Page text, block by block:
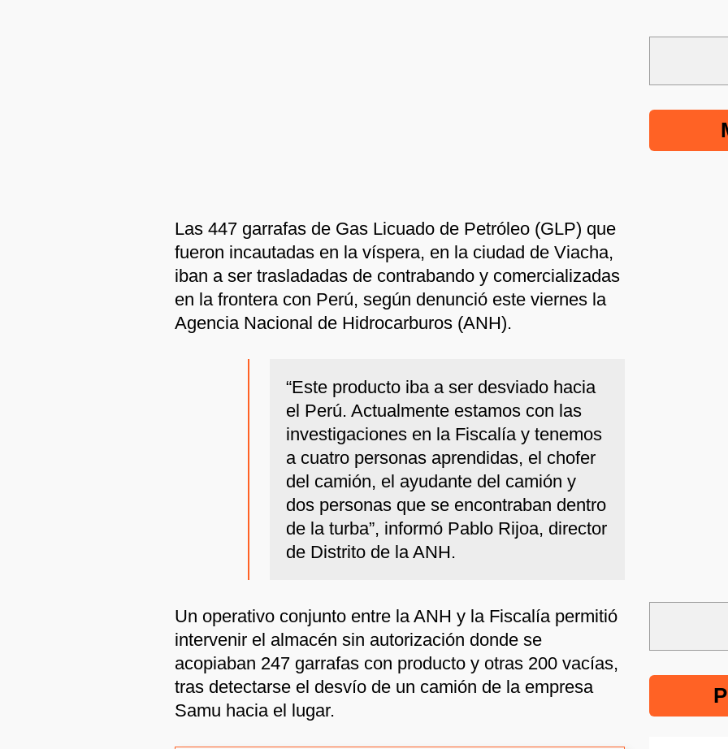
Las 447 garrafas de Gas Licuado de Petróleo (GLP) que
fueron incautadas en la víspera, en la ciudad de Viacha,
iban a ser trasladadas de contrabando y comercializadas
en la frontera con Perú, según denunció este viernes la
Agencia Nacional de Hidrocarburos (ANH).
“Este producto iba a ser desviado hacia
el Perú. Actualmente estamos con las
investigaciones en la Fiscalía y tenemos
a cuatro personas aprendidas, el chofer
del camión, el ayudante del camión y
dos personas que se encontraban dentro
de la turba”, informó Pablo Rijoa, director
de Distrito de la ANH.
Un operativo conjunto entre la ANH y la Fiscalía permitió
intervenir el almacén sin autorización donde se
acopiaban 247 garrafas con producto y otras 200 vacías,
tras detectarse el desvío de un camión de la empresa
Samu hacia el lugar.